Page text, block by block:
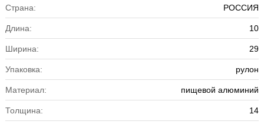
Страна: РОССИЯ
Длина: 10
Ширина: 29
Упаковка: рулон
Материал: пищевой алюминий
Толщина: 14